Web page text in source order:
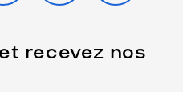
recevez nos